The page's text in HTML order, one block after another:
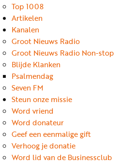
Top 1008
Artikelen
Kanalen
Groot Nieuws Radio
Groot Nieuws Radio Non-stop
Blijde Klanken
Psalmendag
Seven FM
Steun onze missie
Word vriend
Word donateur
Geef een eenmalige gift
Verhoog je donatie
Word lid van de Businessclub
onze
missie
Info
Word
nu
vriend
Businessclub
Adverteren
Winkel